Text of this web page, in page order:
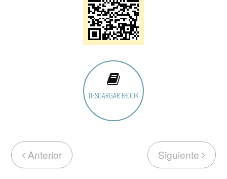
DESCARGAR EBOOK
Anterior Siguiente